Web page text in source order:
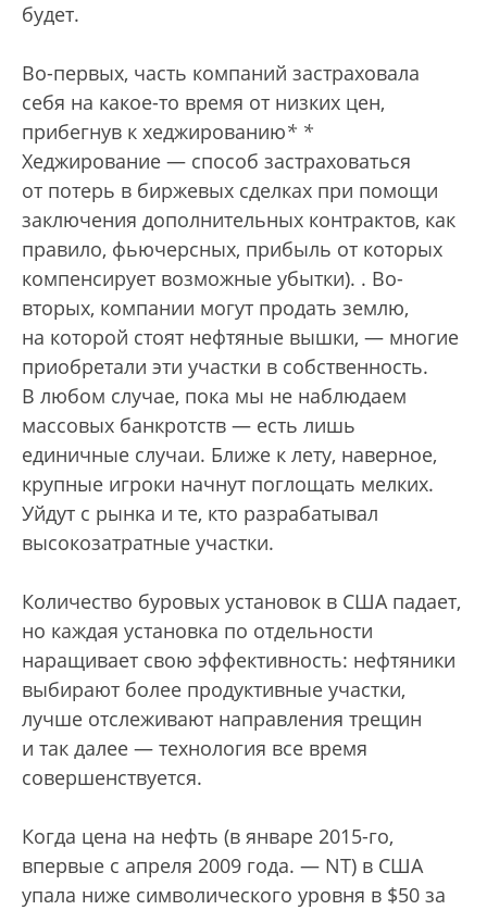
будет.
Во-первых, часть компаний застраховала
себя на какое-то время от низких цен,
прибегнув к хеджированию* *
Хеджирование — способ застраховаться
от потерь в биржевых сделках при помощи
заключения дополнительных контрактов, как
правило, фьючерсных, прибыль от которых
компенсирует возможные убытки). . Во-
вторых, компании могут продать землю,
на которой стоят нефтяные вышки, — многие
приобретали эти участки в собственность.
В любом случае, пока мы не наблюдаем
массовых банкротств — есть лишь
единичные случаи. Ближе к лету, наверное,
крупные игроки начнут поглощать мелких.
Уйдут с рынка и те, кто разрабатывал
высокозатратные участки.
Количество буровых установок в США падает,
но каждая установка по отдельности
наращивает свою эффективность: нефтяники
выбирают более продуктивные участки,
лучше отслеживают направления трещин
и так далее — технология все время
совершенствуется.
Когда цена на нефть (в январе 2015-го,
впервые с апреля 2009 года. — NT) в США
упала ниже символического уровня в $50 за